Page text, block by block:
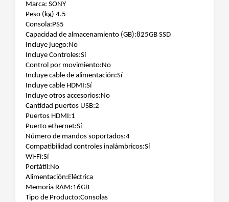
Marca: SONY
Peso (kg) 4.5
Consola:PS5
Capacidad de almacenamiento (GB):825GB SSD
Incluye juego:No
Incluye Controles:Sí
Control por movimiento:No
Incluye cable de alimentación:Sí
Incluye cable HDMI:Sí
Incluye otros accesorios:No
Cantidad puertos USB:2
Puertos HDMI:1
Puerto ethernet:Sí
Número de mandos soportados:4
Compatibilidad controles inalámbricos:Sí
Wi-Fi:Sí
Portátil:No
Alimentación:Eléctrica
Memoria RAM:16GB
Tipo de Producto:Consolas